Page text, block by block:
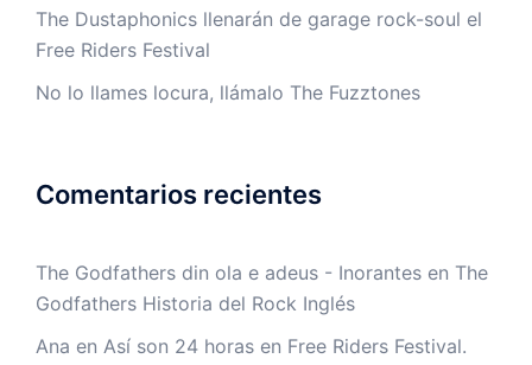
The Dustaphonics llenarán de garage rock-soul el
Free Riders Festival
No lo llames locura, llámalo The Fuzztones
Comentarios recientes
The Godfathers din ola e adeus - Inorantes en The
Godfathers Historia del Rock Inglés
Ana en Así son 24 horas en Free Riders Festival.